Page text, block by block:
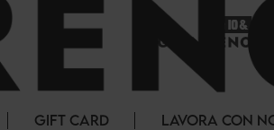
GIFT CARD LAVORA CON